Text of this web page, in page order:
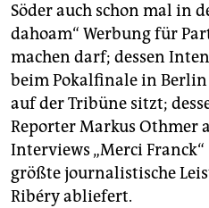
Söder auch schon mal in
dahoam“ Werbung für
machen darf; dessen
beim Pokalfinale in
auf der Tribüne sitzt;
Reporter Markus Othmer
Interviews „Merci
größte journalistische
Ribéry abliefert.